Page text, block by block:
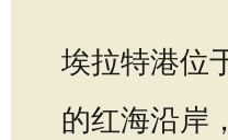
埃拉特港位
的红海沿岸